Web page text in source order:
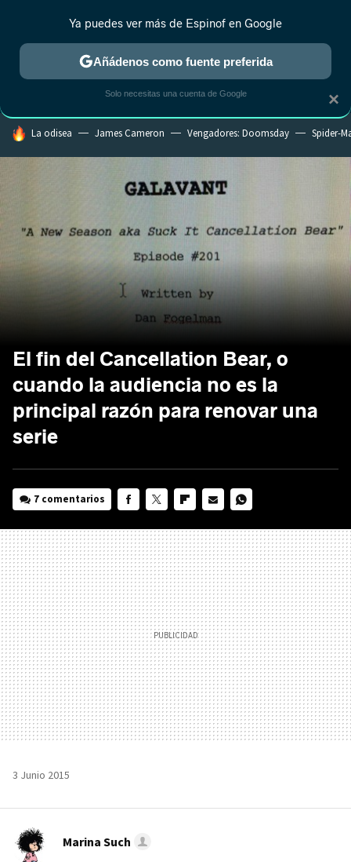
ESTRENOS REALITY ANIME RANKINGS CINE
HOY SE HABLA DE
La odisea James Cameron Vengadores: Doomsday Spider-
El fin del Cancellation Bear, o
cuando la audiencia no es la
principal razón para renovar una
serie
7 comentarios
MAIL
3 Junio 2015
Marina Such
×
Ya puedes ver más de Espinof en Google
Añádenos como fuente preferida
Solo necesitas una cuenta de Google